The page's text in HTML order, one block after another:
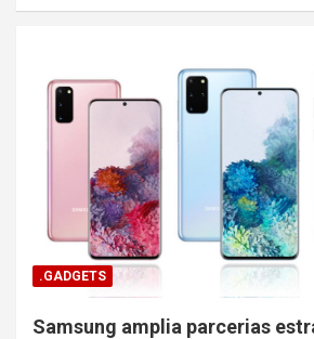
.GADGETS
Samsung amplia parcerias